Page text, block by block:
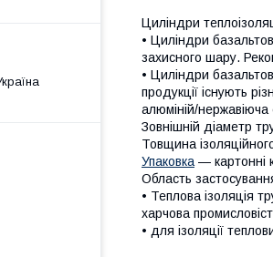
Циліндри
• Циліндри
захисного шару.
• Циліндри
продукції існують
алюміній/нержавіюча
Зовнішній діаметр
Товщина
Упаковка — картонні
Область
• Теплова ізоляція
харчова
• для ізоляції